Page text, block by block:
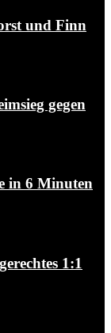
und Finn
gegen
in 6 Minuten
1:1